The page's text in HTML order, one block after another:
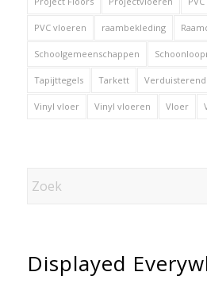
PVC vloeren raambekleding
Schoolgemeenschappen
Tapijttegels Tarkett Verduisterend
Vinyl vloer Vinyl vloeren Vloer
Displayed